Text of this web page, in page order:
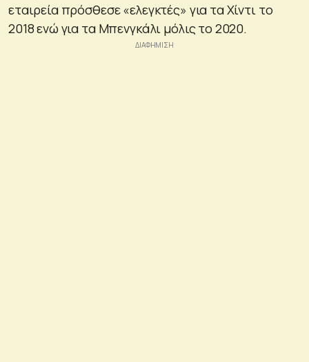
εταιρεία πρόσθεσε «ελεγκτές» για τα Χίντι το
2018 ενώ για τα Μπενγκάλι μόλις το 2020.